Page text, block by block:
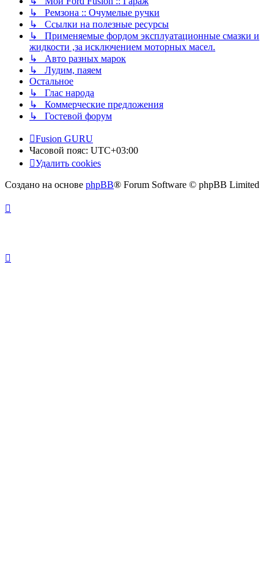
↳ Ремзона :: Очумелые ручки
↳ Ссылки на полезные ресурсы
↳ Применяемые фордом эксплуатационные смазки и
жидкости ,за исключением моторных масел.
↳ Авто разных марок
↳ Лудим, паяем
Остальное
↳ Глас народа
↳ Коммерческие предложения
↳ Гостевой форум
Fusion GURU
Часовой пояс: UTC+03:00
Удалить cookies
Создано на основе phpBB® Forum Software © phpBB Limited